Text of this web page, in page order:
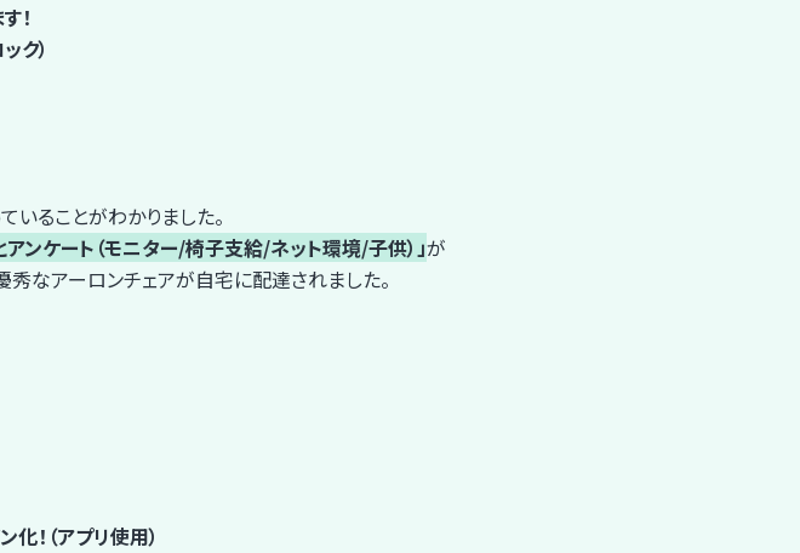
！
ク）
ることがわかりました。
アンケート（モニター/椅子支給/ネット環境/子供）」が
なアーロンチェアが自宅に配達されました。
！（アプリ使用）